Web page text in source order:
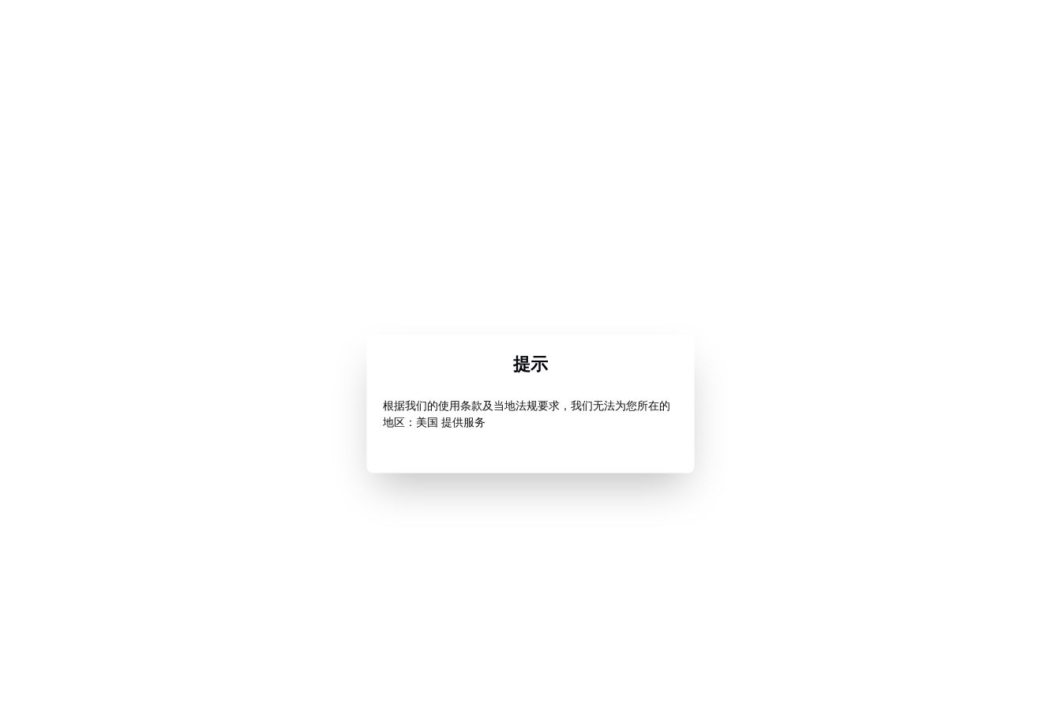
提示
根据我们的使用条款及当地法规要求，我们无法为您所在的
地区：美国 提供服务